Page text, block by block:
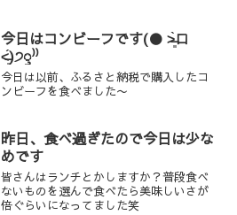
今日はコンビーフです(● ˃̶͈̀ロ
˂̶͈́)੭ꠥ⁾⁾
今日は以前、ふるさと納税で購入したコ
ンビーフを食べました〜
昨日、食べ過ぎたので今日は少な
めです
皆さんはランチとかしますか？普段食べ
ないものを選んで食べたら美味しいさが
倍ぐらいになってました笑